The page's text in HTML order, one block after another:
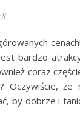
bardzo
coraz
Oczywiście, że
by dobrze i